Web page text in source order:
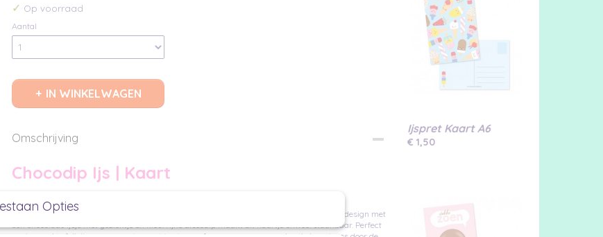
✓ Op voorraad
Aantal
IN WINKELWAGEN
Omschrijving
Chocodip Ijs | Kaart
Met de CHOCODIP
kaart breng je instant summer vibes en een glimlach. Een vrolijk geel design met
een chocolade ijsje mét gezichtje en kleurrijke discodip maakt dit kaartje onweerstaanbaar. Perfect
Ijspret Kaart A6
€ 1,50
Opties